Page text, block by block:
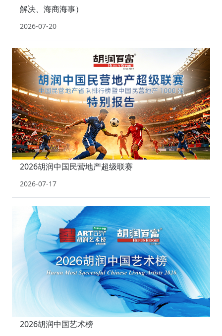
解决、海商海事）
2026-07-20
2026胡润中国民营地产超级联赛
2026-07-17
2026胡润中国艺术榜